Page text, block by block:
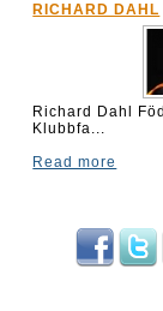
RICHARD DAHL
Richard Dahl
Klubbfa...
Read more